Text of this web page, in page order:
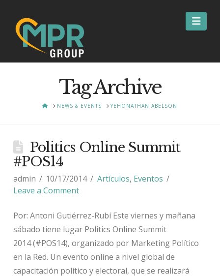
Tag Archive
HOMENEWS & EVENTS YEHONATHAN ABELSON
Politics Online Summit
#POS14
admin 10/17/2014 Artículos, Eventos
Leave a Comment
Por: Antoni Gutiérrez-Rubí Este viernes y mañana
sábado tiene lugar Politics Online Summit
2014 (#POS14), organizado por Marketing Político
en la Red. Un evento online a nivel global de
capacitación político y electoral, que se realizará